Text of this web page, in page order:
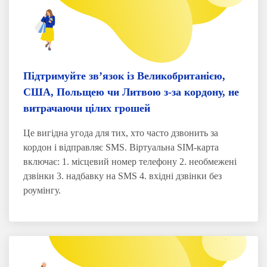
Підтримуйте зв’язок із Великобританією,
США, Польщею чи Литвою з-за кордону, не
витрачаючи цілих грошей
Це вигідна угода для тих, хто часто дзвонить за
кордон і відправляє SMS. Віртуальна SIM-карта
включає: 1. місцевий номер телефону 2. необмежені
дзвінки 3. надбавку на SMS 4. вхідні дзвінки без
роумінгу.